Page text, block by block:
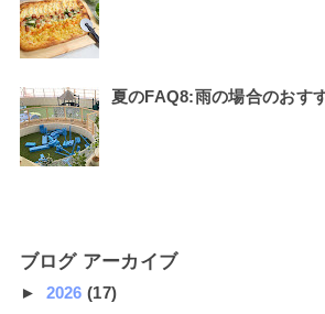
夏のFAQ8:雨の場合のおす
ブログ アーカイブ
► 2026(17)